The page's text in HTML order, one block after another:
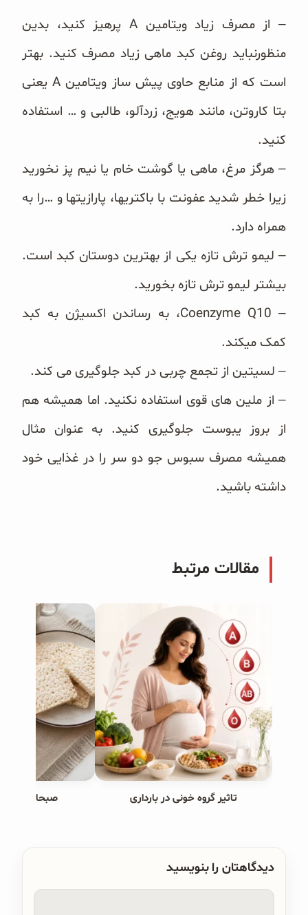
– از مصرف زیاد ویتامین A پرهیز کنید، بدین
منظورنباید روغن کبد ماهی زیاد مصرف کنید. بهتر
است که از منابع حاوی پیش ساز ویتامین A یعنی
بتا کاروتن، مانند هویج، زردآلو، طالبی و … استفاده
کنید.
– هرگز مرغ، ماهی یا گوشت خام یا نیم پز نخورید
زیرا خطر شدید عفونت با باکتریها، پارازیتها و …را به
همراه دارد.
– لیمو ترش تازه یکی از بهترین دوستان کبد است.
بیشتر لیمو ترش تازه بخورید.
– Coenzyme Q10، به رساندن اکسیژن به کبد
کمک میکند.
– لسیتین از تجمع چربی در کبد جلوگیری می کند.
– از ملین های قوی استفاده نکنید. اما همیشه هم
از بروز یبوست جلوگیری کنید. به عنوان مثال
همیشه مصرف سبوس جو دو سر را در غذایی خود
داشته باشید.
مقالات مرتبط
تاثیر گروه خونی در بارداری صبحانه های
دیدگاهتان را بنویسید